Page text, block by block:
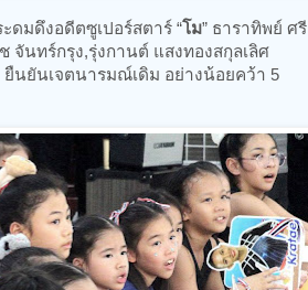
ดมดึงอดีตซูเปอร์สตาร์ “โม” ธาราทิพย์ ศรี
จันทร์กรุง,รุ่งกานต์ แสงทองสกุลเลิศ
นยันเจตนารมณ์เดิม อย่างน้อยคว้า 5